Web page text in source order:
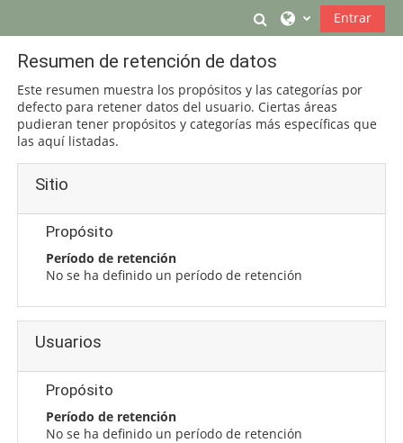
ConmutarEntrar
Resumen de retención de datos
Este resumen muestra los propósitos y las categorías por
defecto para retener datos del usuario. Ciertas áreas
pudieran tener propósitos y categorías más específicas que
las aquí listadas.
Sitio
Propósito
Período de retención
No se ha definido un período de retención
Usuarios
Propósito
Período de retención
No se ha definido un período de retención